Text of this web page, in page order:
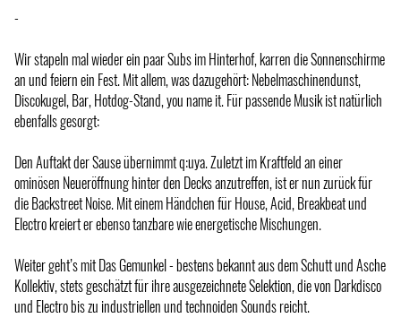
-
Wir stapeln mal wieder ein paar Subs im Hinterhof, karren die Sonnenschirme
an und feiern ein Fest. Mit allem, was dazugehört: Nebelmaschinendunst,
Discokugel, Bar, Hotdog-Stand, you name it. Für passende Musik ist natürlich
ebenfalls gesorgt:
Den Auftakt der Sause übernimmt q:uya. Zuletzt im Kraftfeld an einer
ominösen Neueröffnung hinter den Decks anzutreffen, ist er nun zurück für
die Backstreet Noise. Mit einem Händchen für House, Acid, Breakbeat und
Electro kreiert er ebenso tanzbare wie energetische Mischungen.
Weiter geht’s mit Das Gemunkel - bestens bekannt aus dem Schutt und Asche
Kollektiv, stets geschätzt für ihre ausgezeichnete Selektion, die von Darkdisco
und Electro bis zu industriellen und technoiden Sounds reicht.